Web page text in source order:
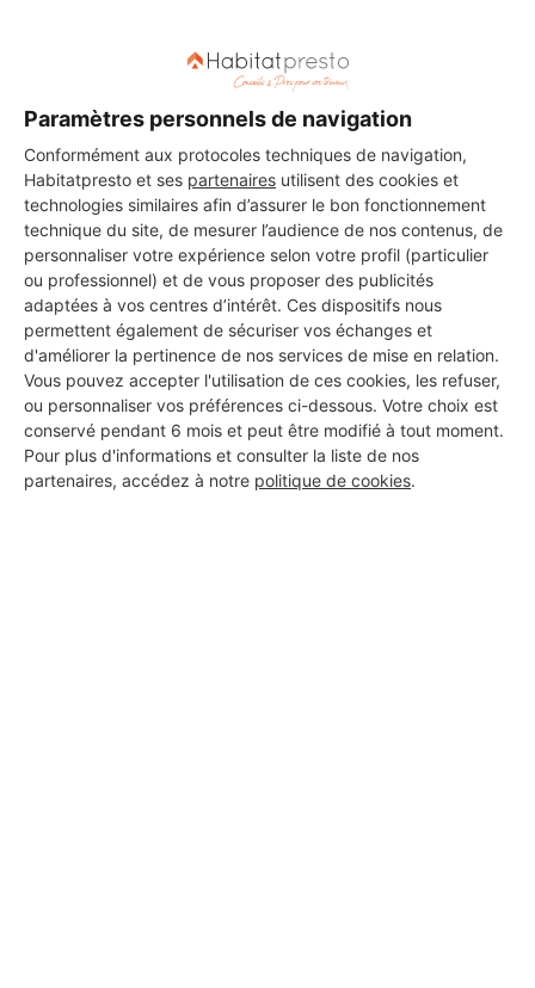
Paramètres personnels de navigation
Conformément aux protocoles techniques de navigation,
Habitatpresto et ses partenaires utilisent des cookies et
technologies similaires afin d’assurer le bon fonctionnement
technique du site, de mesurer l’audience de nos contenus, de
personnaliser votre expérience selon votre profil (particulier
ou professionnel) et de vous proposer des publicités
adaptées à vos centres d’intérêt. Ces dispositifs nous
permettent également de sécuriser vos échanges et
d'améliorer la pertinence de nos services de mise en relation.
Vous pouvez accepter l'utilisation de ces cookies, les refuser,
ou personnaliser vos préférences ci-dessous. Votre choix est
conservé pendant 6 mois et peut être modifié à tout moment.
Pour plus d'informations et consulter la liste de nos
partenaires, accédez à notre politique de cookies.
CHERCHER ?
Vous souhaitez réaliser des travaux et ne savez quel professionnel
choisir ? Demandez des devis travauxauprès de notre réseau de 5 000
professionnels partout en France.
DEMANDER UN DEVIS